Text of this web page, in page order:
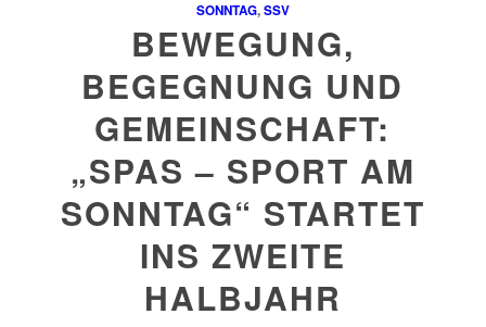
SONNTAG,SSV
BEWEGUNG,
BEGEGNUNG UND
GEMEINSCHAFT:
„SPAS – SPORT AM
SONNTAG“ STARTET
INS ZWEITE
HALBJAHR